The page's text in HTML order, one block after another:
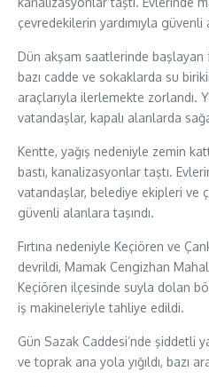
çevredekilerin yardımıyla güvenli
Dün akşam saatlerinde başlayan
bazı cadde ve sokaklarda su
araçlarıyla ilerlemekte zorlandı.
vatandaşlar, kapalı alanlarda
Kentte, yağış nedeniyle zemin
bastı, kanalizasyonlar taştı.
vatandaşlar, belediye ekipleri ve
güvenli alanlara taşındı.
Fırtına nedeniyle Keçiören ve
devrildi, Mamak Cengizhan
Keçiören ilçesinde suyla dolan
iş makineleriyle tahliye edildi.
Gün Sazak Caddesi’nde şiddetli
ve toprak ana yola yığıldı, bazı